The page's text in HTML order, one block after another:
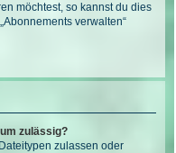
möchtest, so kannst du dies
verwalten“
zulässig?
zulassen oder